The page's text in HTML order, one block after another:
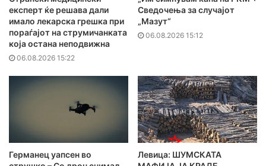
експерт ќе решава дали
имало лекарска грешка при
пораѓајот на струмичанката
која остана неподвижна
06.08.2026 15:22
Сведочења за случајот
„Мазут“
06.08.2026 15:12
Германец уапсен во
Левица: ШУМСКАТА